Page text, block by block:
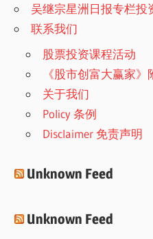
吴继宗星洲日报专栏投
联系我们
股票投资课程活动
《股市创富大赢家》
关于我们
Policy 条例
Disclaimer 免责声明
Unknown Feed
Unknown Feed